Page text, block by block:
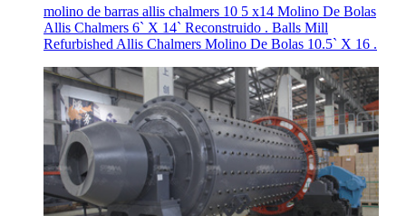
molino de barras allis chalmers 10 5 x14 Molino De Bolas
Allis Chalmers 6` X 14` Reconstruido . Balls Mill
Refurbished Allis Chalmers Molino De Bolas 10.5` X 16 .